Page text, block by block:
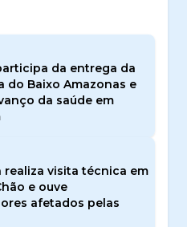
da entrega da
do Baixo Amazonas e
da saúde em
realiza visita técnica em
e ouve
afetados pelas